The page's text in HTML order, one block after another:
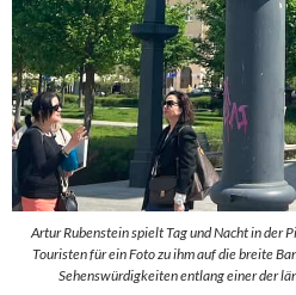
Artur Rubenstein spielt Tag und Nacht in der
Touristen für ein Foto zu ihm auf die breite
Sehenswürdigkeiten entlang einer der